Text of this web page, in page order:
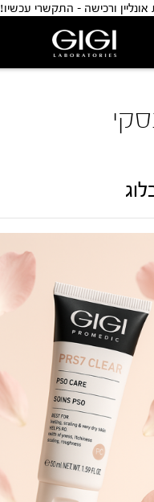
ורכישה - התקשרי עכשיו! 03-9155683